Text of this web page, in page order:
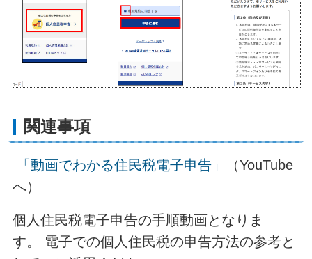
関連事項
「動画でわかる住民税電子申告」
（YouTube
へ）
個人住民税電子申告の手順動画となりま
す。 電子での個人住民税の申告方法の参考と